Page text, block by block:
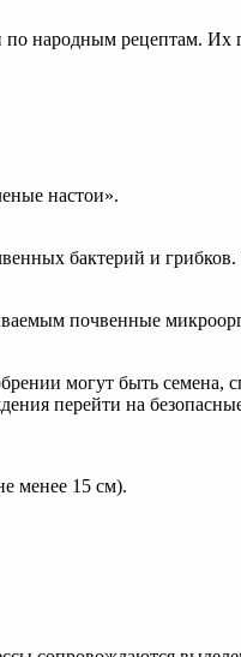
народным рецептам. Их
настои».
бактерий и грибков.
почвенные
могут быть семена,
перейти на
менее 15 см).